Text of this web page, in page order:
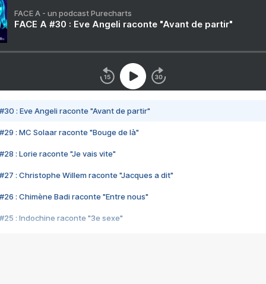
FACE A - un podcast Purecharts
FACE A #30 : Eve Angeli raconte "Avant de partir"
#30 : Eve Angeli raconte "Avant de partir"
#29 : MC Solaar raconte "Bouge de là"
#28 : Lorie raconte "Je vais vite"
#27 : Christophe Willem raconte "Jacques a dit"
#26 : Chimène Badi raconte "Entre nous"
#25 : Indochine raconte "3e sexe"